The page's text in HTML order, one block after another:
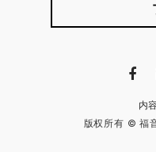
内
版权所有 © 福